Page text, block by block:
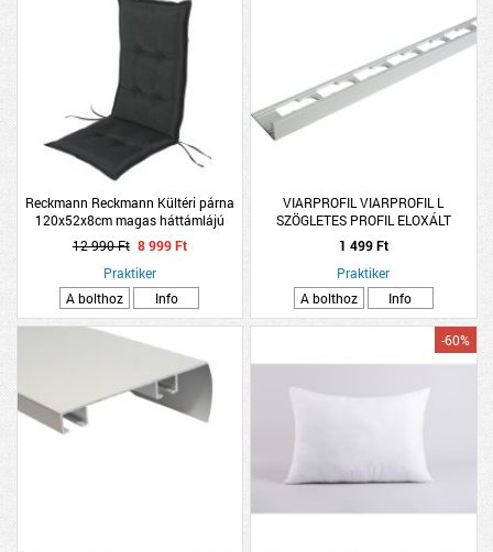
Reckmann Reckmann Kültéri párna
120x52x8cm magas háttámlájú
székhez, antracit
12 990 Ft 8 999 Ft
Praktiker
A bolthoz
Info
VIARPROFIL VIARPROFIL L
SZÖGLETES PROFIL ELOXÁLT
ALUMÍNIUM 8MMX2,5M EZÜST
1 499 Ft
Praktiker
A bolthoz
Info
-60%